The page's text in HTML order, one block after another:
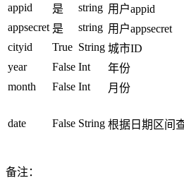
appid
是 string 用户appid
appsecret 是 string 用户appsecret
cityid
True String 城市ID
year
False Int 年份
month
False Int 月份
date False String 根据日期区间
备注：